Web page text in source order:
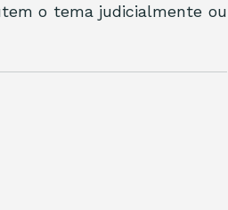
o tema judicialmente ou